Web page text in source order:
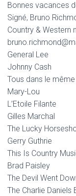
Bonnes vacances
Signé, Bruno
Country & Western
General Lee
Johnny Cash
Tous dans le
Mary-Lou
L’Etoile Filante
Gilles Marchal
The Lucky
Gerry Guthrie
This Is Country
Brad Paisley
The Devil Went
The Charlie Daniels